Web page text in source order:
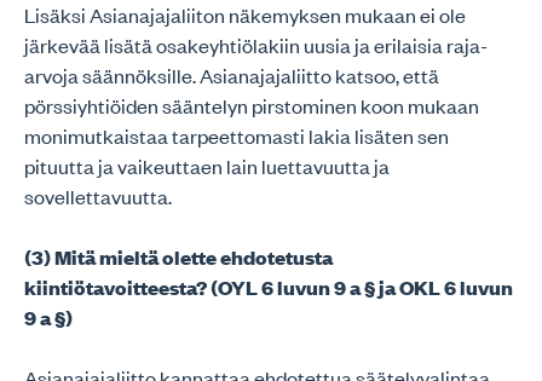
Lisäksi Asianajajaliiton näkemyksen mukaan ei ole
järkevää lisätä osakeyhtiölakiin uusia ja erilaisia raja-
arvoja säännöksille. Asianajajaliitto katsoo, että
pörssiyhtiöiden sääntelyn pirstominen koon mukaan
monimutkaistaa tarpeettomasti lakia lisäten sen
pituutta ja vaikeuttaen lain luettavuutta ja
sovellettavuutta.
(3) Mitä mieltä olette ehdotetusta
kiintiötavoitteesta? (OYL 6 luvun 9 a § ja OKL 6 luvun
9 a §)